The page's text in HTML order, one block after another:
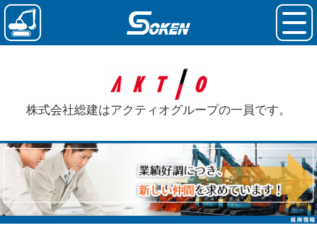
株式会社総建はアクティオグループの一員です。